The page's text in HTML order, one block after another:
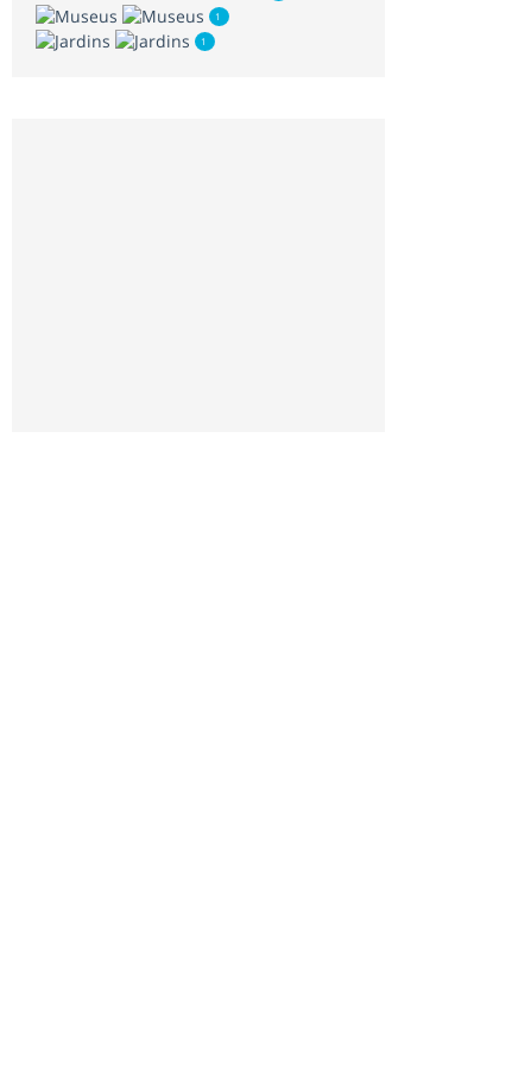
1
1